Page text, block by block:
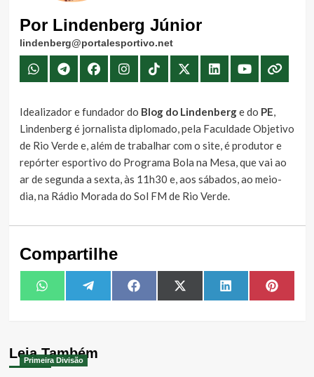
Por Lindenberg Júnior
lindenberg@portalesportivo.net
Idealizador e fundador do Blog do Lindenberge do PE,
Lindenberg é jornalista diplomado, pela Faculdade Objetivo
de Rio Verde e, além de trabalhar com o site, é produtor e
repórter esportivo do Programa Bola na Mesa, que vai ao
ar de segunda a sexta, às 11h30 e, aos sábados, ao meio-
dia, na Rádio Morada do Sol FM de Rio Verde.
Compartilhe
Share
on
WhatsAppShare
on
TelegramShare
on
FacebookShare
on
X
(Twitter)
Share
on
LinkedIn Share
on
Leia Também
Primeira Divisão